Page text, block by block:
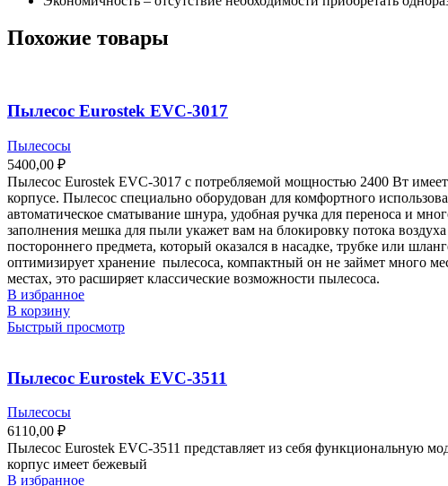
Похожие товары
Пылесос Eurostek EVC-3017
Пылесосы
5400,00 ₽
Пылесос Eurostek EVC-3017 с потребляемой мощностью 2400 Вт
корпусе. Пылесос специально оборудован для комфортного
автоматическое сматывание шнура, удобная ручка для переноса и
заполнения мешка для пыли укажет вам на блокировку потока
постороннего предмета, который оказался в насадке, трубке или
оптимизирует хранение пылесоса, компактный он не займет много
местах, это расширяет классические возможности пылесоса.
В избранное
В корзину
Быстрый просмотр
Пылесос Eurostek EVC-3511
Пылесосы
6110,00 ₽
Пылесос Eurostek EVC-3511 представляет из себя функциональную
корпус имеет бежевый
В избранное